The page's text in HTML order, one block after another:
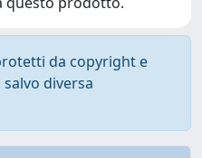
da copyright e
diversa